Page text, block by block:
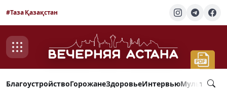
#Таза Қазақстан
БлагоустройствоГорожанеЗдоровьеИнтервью